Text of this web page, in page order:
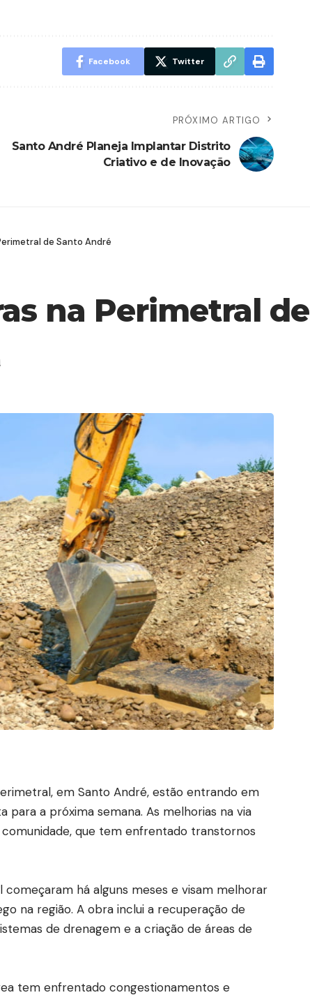
Facebook Twitter
PRÓXIMO ARTIGO
Santo André Planeja Implantar Distrito
Criativo e de Inovação
de Santo André
na Perimetral
em Santo André, estão entrando em
para a próxima semana. As melhorias na via
que tem enfrentado transtornos
há alguns meses e visam melhorar
na região. A obra inclui a recuperação de
de drenagem e a criação de áreas de
tem enfrentado congestionamentos e